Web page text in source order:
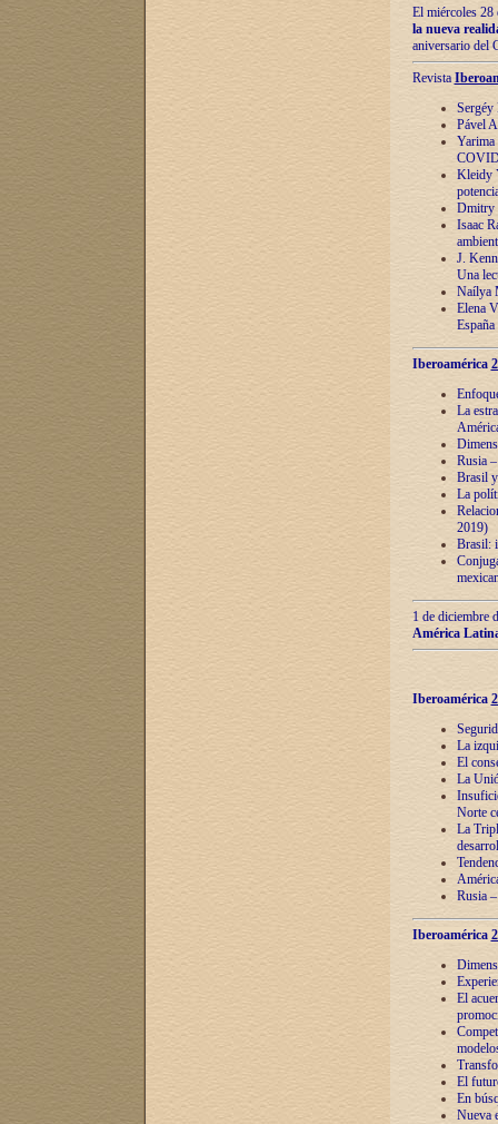
El miércoles 28
la nueva
aniversario del
Revista
Sergéy
Pável
Yarima
Kleidy
Dmitry
Isaac
J.
Una
Naílya
Elena
España
Iberoamérica
La
Rusia
Brasil
La
2019)
Brasil:
1 de diciembre
América
Iberoamérica
La
El
La
Norte
La
Rusia
Iberoamérica
El
El
En
Nueva